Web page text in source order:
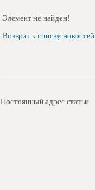
Элемент не найден!
Возврат к списку новостей
Постоянный адрес статьи